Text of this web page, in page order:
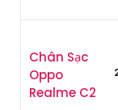
Chân Sạc
Oppo
Realme C2